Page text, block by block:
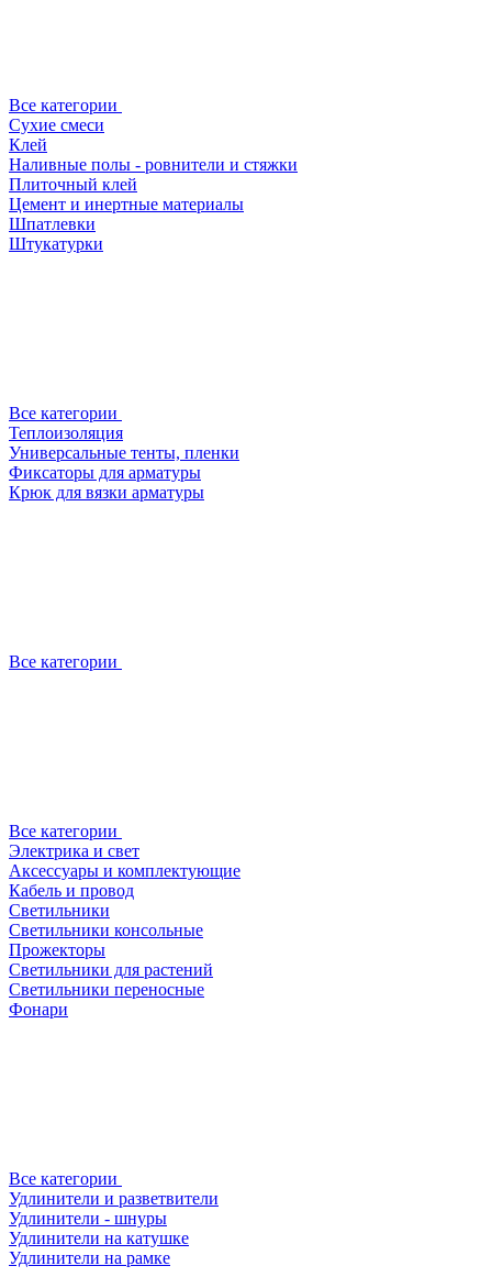
Все категории
Сухие смеси
Клей
Наливные полы - ровнители и стяжки
Плиточный клей
Цемент и инертные материалы
Шпатлевки
Штукатурки
Все категории
Теплоизоляция
Универсальные тенты, пленки
Фиксаторы для арматуры
Крюк для вязки арматуры
Все категории
Все категории
Электрика и свет
Аксессуары и комплектующие
Кабель и провод
Светильники
Светильники консольные
Прожекторы
Светильники для растений
Светильники переносные
Фонари
Все категории
Удлинители и разветвители
Удлинители - шнуры
Удлинители на катушке
Удлинители на рамке